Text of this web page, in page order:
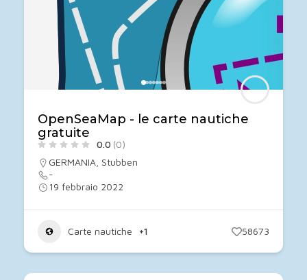
OpenSeaMap - le carte nautiche
gratuite
0.0 (0)
GERMANIA Stubben
-
19 febbraio 2022
Carte nautiche +1 58673